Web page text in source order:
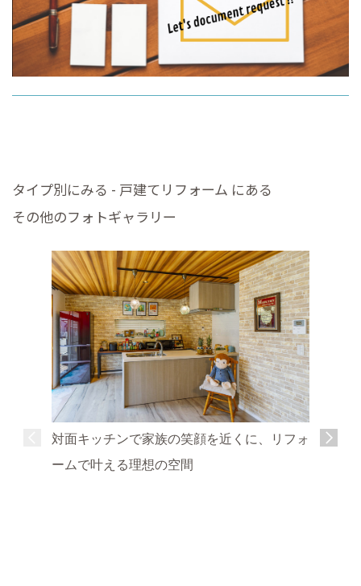
タイプ別にみる - 戸建てリフォーム にある
その他のフォトギャラリー
対面キッチンで家族の笑顔を近くに、リフォ
ームで叶える理想の空間